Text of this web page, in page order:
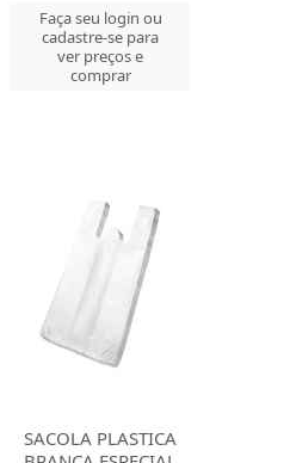
Faça seu login ou
cadastre-se para
ver preços e
comprar
SACOLA PLASTICA